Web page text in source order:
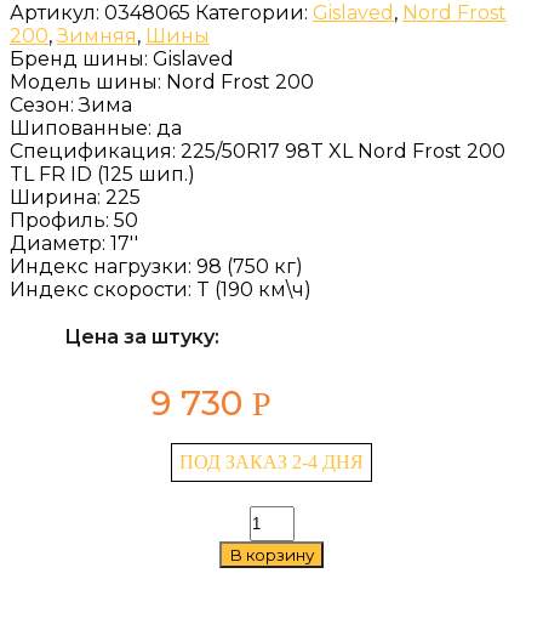
Артикул: 0348065 Категории: Gislaved , Nord Frost
200,Зимняя, Шины
Бренд шины: Gislaved
Модель шины: Nord Frost 200
Сезон:Зима
Шипованные: да
Спецификация: 225/50R17 98T XL Nord Frost 200
TL FR ID (125 шип.)
Ширина: 225
Профиль: 50
Диаметр: 17''
Индекс нагрузки: 98 (750 кг)
Индекс скорости: T (190 км\ч)
Цена за штуку:
9 730 Р
ПОД ЗАКАЗ 2-4 ДНЯ
Количество
товара
Gislaved
В корзину